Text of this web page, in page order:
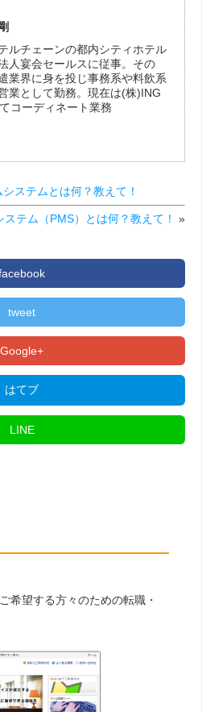
ルチェーンの都内シティホテル
人宴会セールスに従事。その
業界に身を投じ事務系や料飲系
業として勤務。現在は(株)ING
コーディネート業務
ステムとは何？教えて！
ステム（PMS）とは何？教えて！ »
tweet
Google+
はてブ
LINE
希望する方々のための転職・